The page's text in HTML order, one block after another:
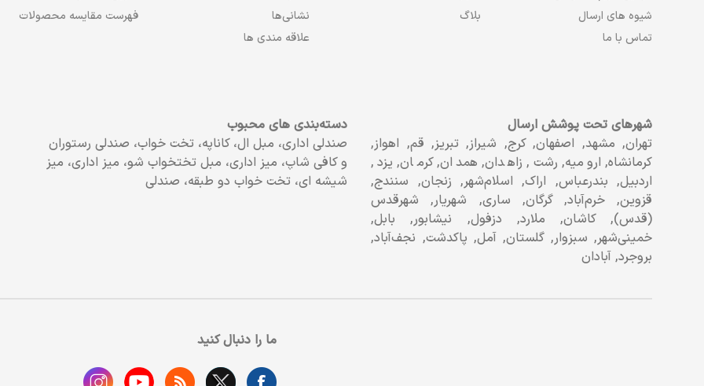
شیوه های ارسال
تماس با ما
بلاگ
نشانی‌ها
علاقه مندی ها
فهرست مقایسه محصولات
شهرهای تحت پوشش ارسال
تهران, مشهد, اصفهان, کرج, شیراز, تبریز, قم, اهواز,
کرمانشاه, ارومیه, رشت, زاهدان, همدان, کرمان, یزد,
اردبیل, بندرعباس, اراک, اسلام‌شهر, زنجان, سنندج,
قزوین, خرم‌آباد, گرگان, ساری, شهریار, شهرقدس
(قدس), کاشان, ملارد, دزفول, نیشابور, بابل,
خمینی‌شهر, سبزوار, گلستان, آمل, پاکدشت, نجف‌آباد,
بروجرد, آبادان
دسته‌بندی های محبوب
صندلی اداری، مبل ال، کاناپه، تخت خواب، صندلی رستوران
و کافی شاپ، میز اداری، مبل تختخواب شو، میز اداری، میز
شیشه ای، تخت خواب دو طبقه، صندلی
ما را دنبال کنید